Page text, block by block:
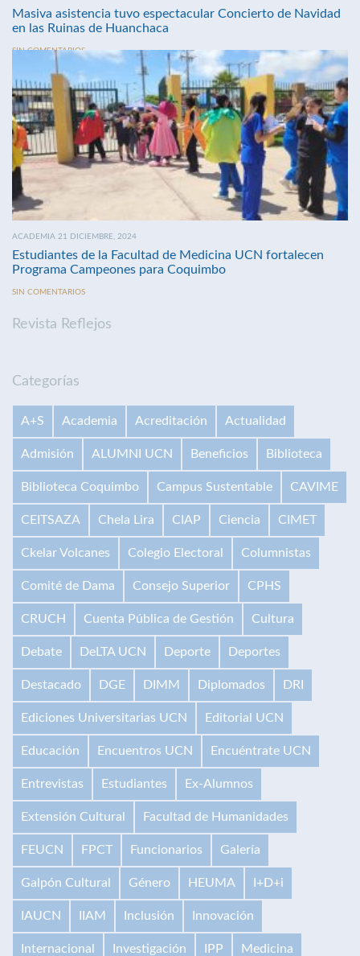
Masiva asistencia tuvo espectacular Concierto de Navidad
en las Ruinas de Huanchaca
SIN COMENTARIOS
ACADEMIA 21 DICIEMBRE, 2024
Estudiantes de la Facultad de Medicina UCN fortalecen
Programa Campeones para Coquimbo
SIN COMENTARIOS
Revista Reflejos
Categorías
A+S Academia Acreditación Actualidad
Admisión ALUMNI UCN Beneficios Biblioteca
Biblioteca Coquimbo Campus Sustentable CAVIME
CEITSAZA Chela Lira CIAP Ciencia CIMET
Ckelar Volcanes Colegio Electoral Columnistas
Comité de Dama Consejo Superior CPHS
CRUCH Cuenta Pública de Gestión Cultura
Debate DeLTA UCN Deporte Deportes
Destacado DGE DIMM Diplomados DRI
Ediciones Universitarias UCN Editorial UCN
Educación Encuentros UCN Encuéntrate UCN
Entrevistas Estudiantes Ex-Alumnos
Extensión Cultural Facultad de Humanidades
FEUCN FPCT Funcionarios Galería
Galpón Cultural Género HEUMA I+D+i
IAUCN IIAM Inclusión Innovación
Internacional Investigación IPP Medicina